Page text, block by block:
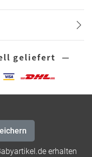
geliefert —
erhalten